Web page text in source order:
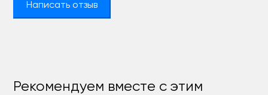
Написать отзыв
Рекомендуем вместе с этим